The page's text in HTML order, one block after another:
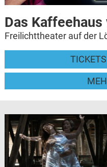
Das
Freilichttheater auf der